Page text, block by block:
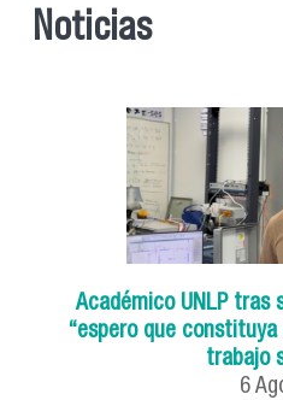
Noticias
Académico UNLP tras
“espero que
trabajo
6